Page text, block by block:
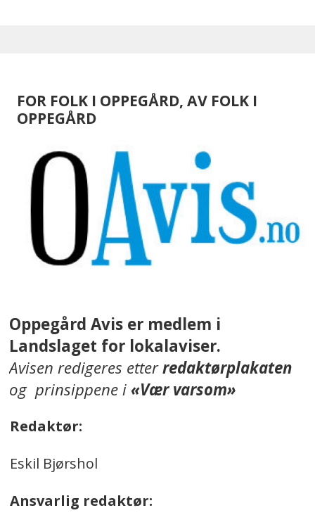
FOR FOLK I OPPEGÅRD, AV FOLK I
OPPEGÅRD
Oppegård Avis er medlem i
Landslaget for lokalaviser.
Avisen redigeres etterredaktørplakaten
og prinsippene i«Vær varsom»
Redaktør:
Eskil Bjørshol
Ansvarlig redaktør: